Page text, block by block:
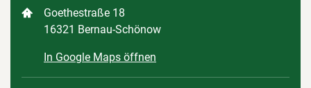
Goethestraße 18
16321 Bernau-Schönow
In Google Maps öffnen